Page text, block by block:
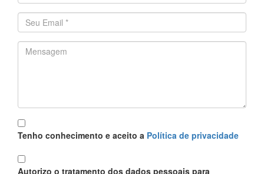
Endereço de email
Mensagem
Política
Tenho conhecimento e aceito a Política de privacidade
Proteção
Autorizo o tratamento dos dados pessoais para